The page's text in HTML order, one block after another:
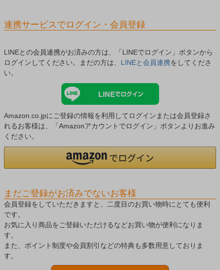
連携サービスでログイン・会員登録
LINEとの会員連携がお済みの方は、「LINEでログイン」ボタンから
ログインしてください。まだの方は、 LINEと会員連携をしてくださ
い。
Amazon.co.jpにご登録の情報を利用してログインまたは会員登録さ
れるお客様は、「Amazonアカウントでログイン」ボタンよりお進み
ください。
まだご登録がお済みでないお客様
会員登録をしていただきますと、二度目のお買い物時にとても便利
です。
お気に入り商品をご登録いただけるなどお買い物が便利になりま
す。
また、ポイント制度や会員割引などの特典も多数用意しておりま
す。